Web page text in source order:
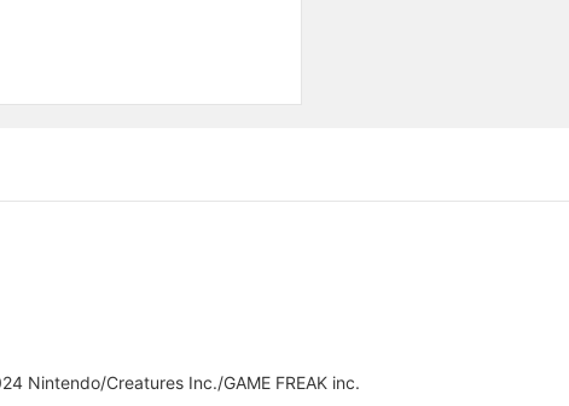
Nintendo/Creatures Inc./GAME FREAK inc.